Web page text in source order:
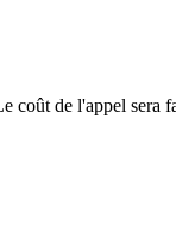
coût de l'appel sera